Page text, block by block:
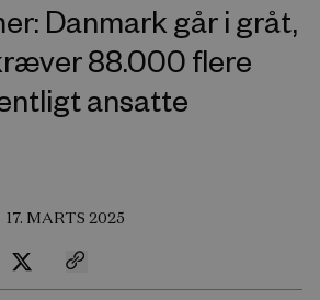
Danmark går i gråt,
88.000 flere
ansatte
17. MARTS 2025